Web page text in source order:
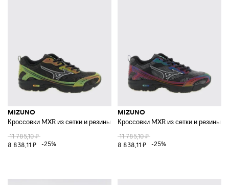
MIZUNO
Кроссовки MXR из сетки и резины
11 785,10 ₽
8 838,11 ₽
-25%
MIZUNO
Кроссовки MXR из сетки и резины
11 785,10 ₽
8 838,11 ₽
-25%